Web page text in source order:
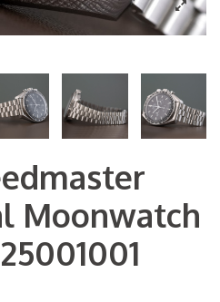
Moonwatch